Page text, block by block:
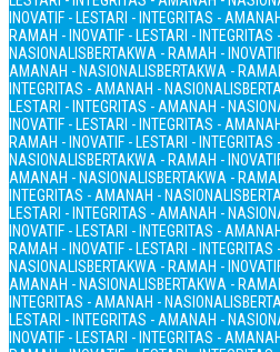
INOVATIF - LESTARI - INTEGRITAS -
RAMAH - INOVATIF - LESTARI -
NASIONALISBERTAKWA - RAMAH -
AMANAH - NASIONALISBERTAKWA -
INTEGRITAS - AMANAH - NASIONALIS
LESTARI - INTEGRITAS - AMANAH -
INOVATIF - LESTARI - INTEGRITAS -
RAMAH - INOVATIF - LESTARI -
NASIONALISBERTAKWA - RAMAH -
AMANAH - NASIONALISBERTAKWA -
INTEGRITAS - AMANAH - NASIONALIS
LESTARI - INTEGRITAS - AMANAH -
INOVATIF - LESTARI - INTEGRITAS -
RAMAH - INOVATIF - LESTARI -
NASIONALISBERTAKWA - RAMAH -
AMANAH - NASIONALISBERTAKWA -
INTEGRITAS - AMANAH - NASIONALIS
LESTARI - INTEGRITAS - AMANAH -
INOVATIF - LESTARI - INTEGRITAS -